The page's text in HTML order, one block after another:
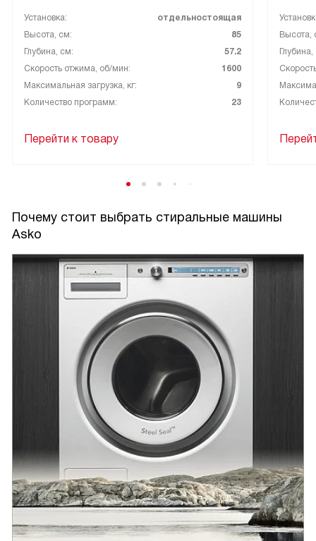
Установка:
отдельностоящая
Высота, см:
85
Глубина, см:
57.2
Скорость отжима, об/мин:
1600
Максимальная загрузка, кг:
9
Количество программ:
23
Перейти к товару
Высота,
Почему стоит выбрать стиральные машины
Asko